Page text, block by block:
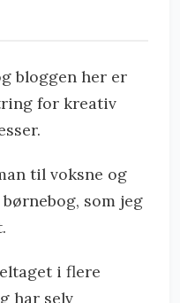
bloggen her er
for kreativ
til voksne og
som jeg
i flere
har selv